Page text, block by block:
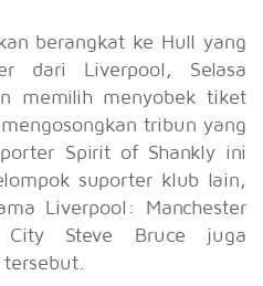
berangkat ke Hull yang
dari Liverpool, Selasa
memilih menyobek tiket
tribun yang
Spirit of Shankly ini
suporter klub lain,
Liverpool: Manchester
Steve Bruce juga